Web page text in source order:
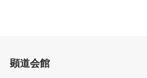
顕道会館